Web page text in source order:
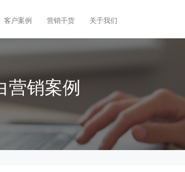
客户案例 营销干货 关于我们
营销案例